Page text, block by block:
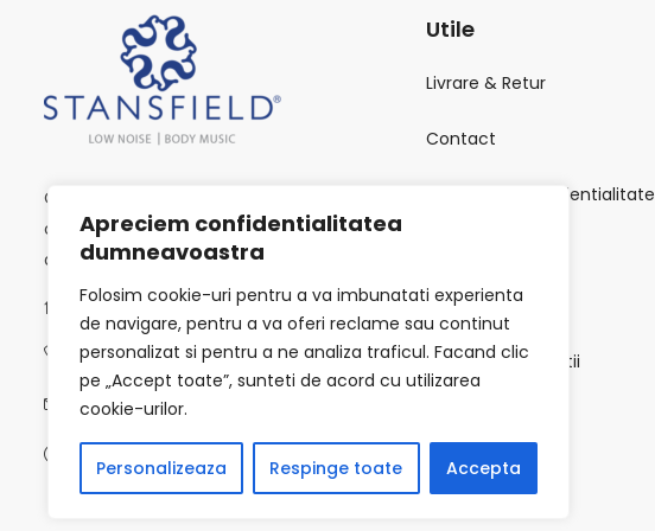
Apreciem confidentialitatea
dumneavoastra
Folosim cookie-uri pentru a va imbunatati experienta
de navigare, pentru a va oferi reclame sau continut
personalizat si pentru a ne analiza traficul. Facand clic
pe „Accept toate”, sunteti de acord cu utilizarea
cookie-urilor.
Personalizeaza Respinge toate Accepta
Comanda online Imbracaminte smart
casual, office sau ceremonie si beneficiezi
de livrare rapida oriunde in tara.
Calea Victoriei 118, București 010093
0723502619
info@stansfield-fashion.com
Utile
Livrare & Retur
Contact
Politica de confidentialitate
SOL
Termeni si Conditii